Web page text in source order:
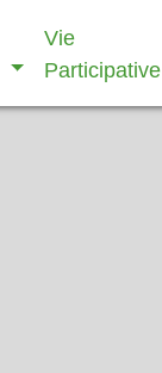
Vie
Participative